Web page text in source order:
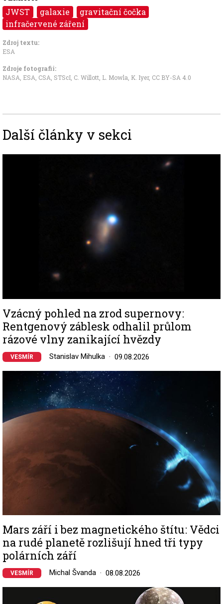
JWST galaxie
gravitační čočka
infračervené záření
Zdroj textu:
ESA
Zdroje fotografii:
NASA, ESA, CSA, STScI, C. Willott, L. Mowla, K. Iyer, CC BY-SA 4.0
Další články v sekci
Vzácný pohled na zrod supernovy:
Rentgenový záblesk odhalil průlom
rázové vlny zanikající hvězdy
VESMÍR Stanislav Mihulka 09.08.2026
Image
Mars září i bez magnetického štítu: Vědci
na rudé planetě rozlišují hned tři typy
polárních září
VESMÍR Michal Švanda 08.08.2026